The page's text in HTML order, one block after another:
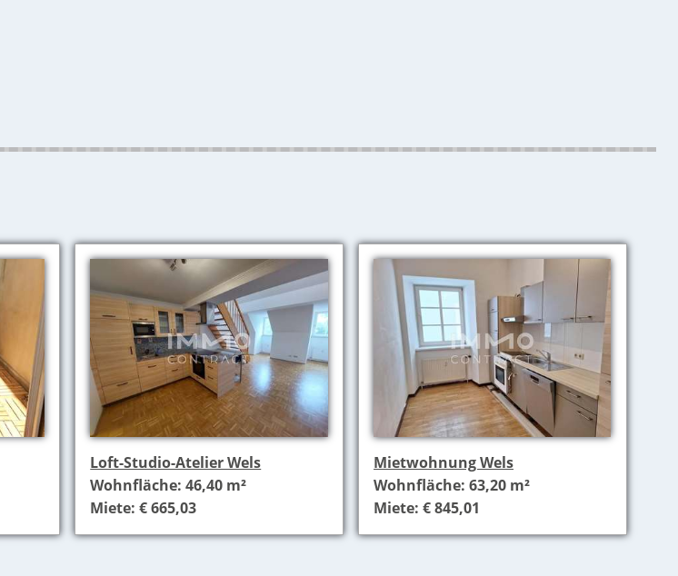
Loft-Studio-Atelier Wels
Wohnfläche: 46,40 m²
Miete: € 665,03
Mietwohnung Wels
Wohnfläche: 63,20 m²
Miete: € 845,01